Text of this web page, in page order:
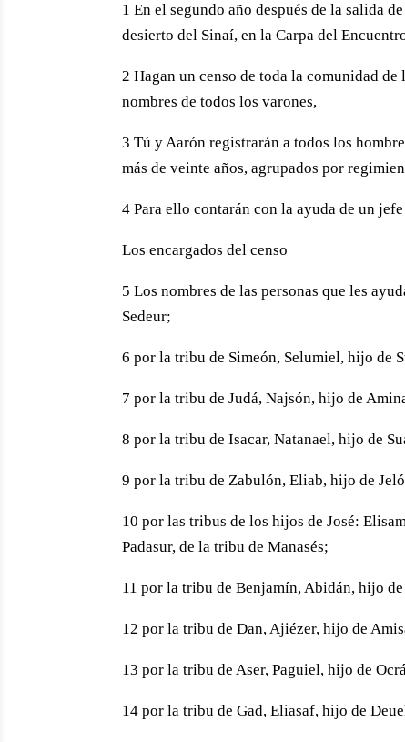
1 En el segundo año después de la salida
desierto del Sinaí, en la Carpa del
2 Hagan un censo de toda la comunidad
nombres de todos los varones,
3 Tú y Aarón registrarán a todos los
más de veinte años, agrupados por
4 Para ello contarán con la ayuda de un
Los encargados del censo
5 Los nombres de las personas que les
Sedeur;
6 por la tribu de Simeón, Selumiel, hijo de
7 por la tribu de Judá, Najsón, hijo de
8 por la tribu de Isacar, Natanael, hijo de
9 por la tribu de Zabulón, Eliab, hijo de
10 por las tribus de los hijos de José:
Padasur, de la tribu de Manasés;
11 por la tribu de Benjamín, Abidán, hijo de
12 por la tribu de Dan, Ajiézer, hijo de
13 por la tribu de Aser, Paguiel, hijo de
14 por la tribu de Gad, Eliasaf, hijo de